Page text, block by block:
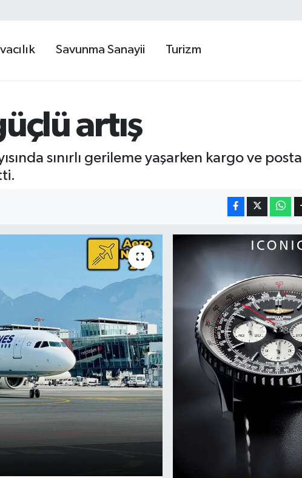
Savunma Sanayii Turizm
artış
sınırlı gerileme yaşarken kargo ve posta